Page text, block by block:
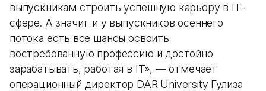
выпускникам строить успешную карьеру в IT-
сфере. А значит и у выпускников осеннего
потока есть все шансы освоить
востребованную профессию и достойно
зарабатывать, работая в IT», — отмечает
операционный директор DAR University Гулиза